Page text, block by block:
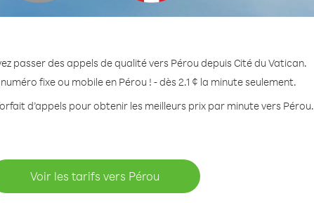
passer des appels de qualité vers Pérou depuis Cité du Vatican.
fixe ou mobile en Pérou ! - dès 2.1 ¢ la minute seulement.
d’appels pour obtenir les meilleurs prix par minute vers Pérou.
Voir les tarifs vers Pérou